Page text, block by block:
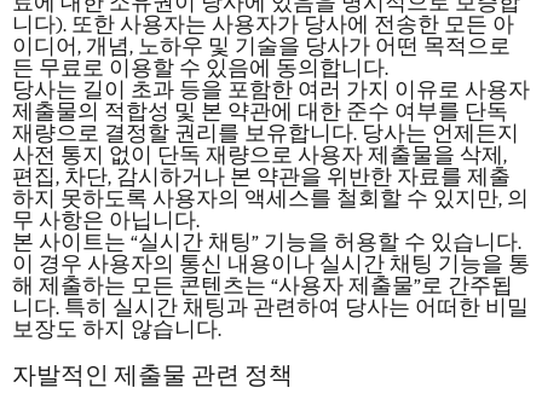
니다). 또한 사용자는 사용자가 당사에 전송한 모든 아
이디어, 개념, 노하우 및 기술을 당사가 어떤 목적으로
든 무료로 이용할 수 있음에 동의합니다.
당사는 길이 초과 등을 포함한 여러 가지 이유로 사용자
제출물의 적합성 및 본 약관에 대한 준수 여부를 단독
재량으로 결정할 권리를 보유합니다. 당사는 언제든지
사전 통지 없이 단독 재량으로 사용자 제출물을 삭제,
편집, 차단, 감시하거나 본 약관을 위반한 자료를 제출
하지 못하도록 사용자의 액세스를 철회할 수 있지만, 의
무 사항은 아닙니다.
본 사이트는 “실시간 채팅” 기능을 허용할 수 있습니다.
이 경우 사용자의 통신 내용이나 실시간 채팅 기능을 통
해 제출하는 모든 콘텐츠는 “사용자 제출물”로 간주됩
니다. 특히 실시간 채팅과 관련하여 당사는 어떠한 비밀
보장도 하지 않습니다.
자발적인 제출물 관련 정책